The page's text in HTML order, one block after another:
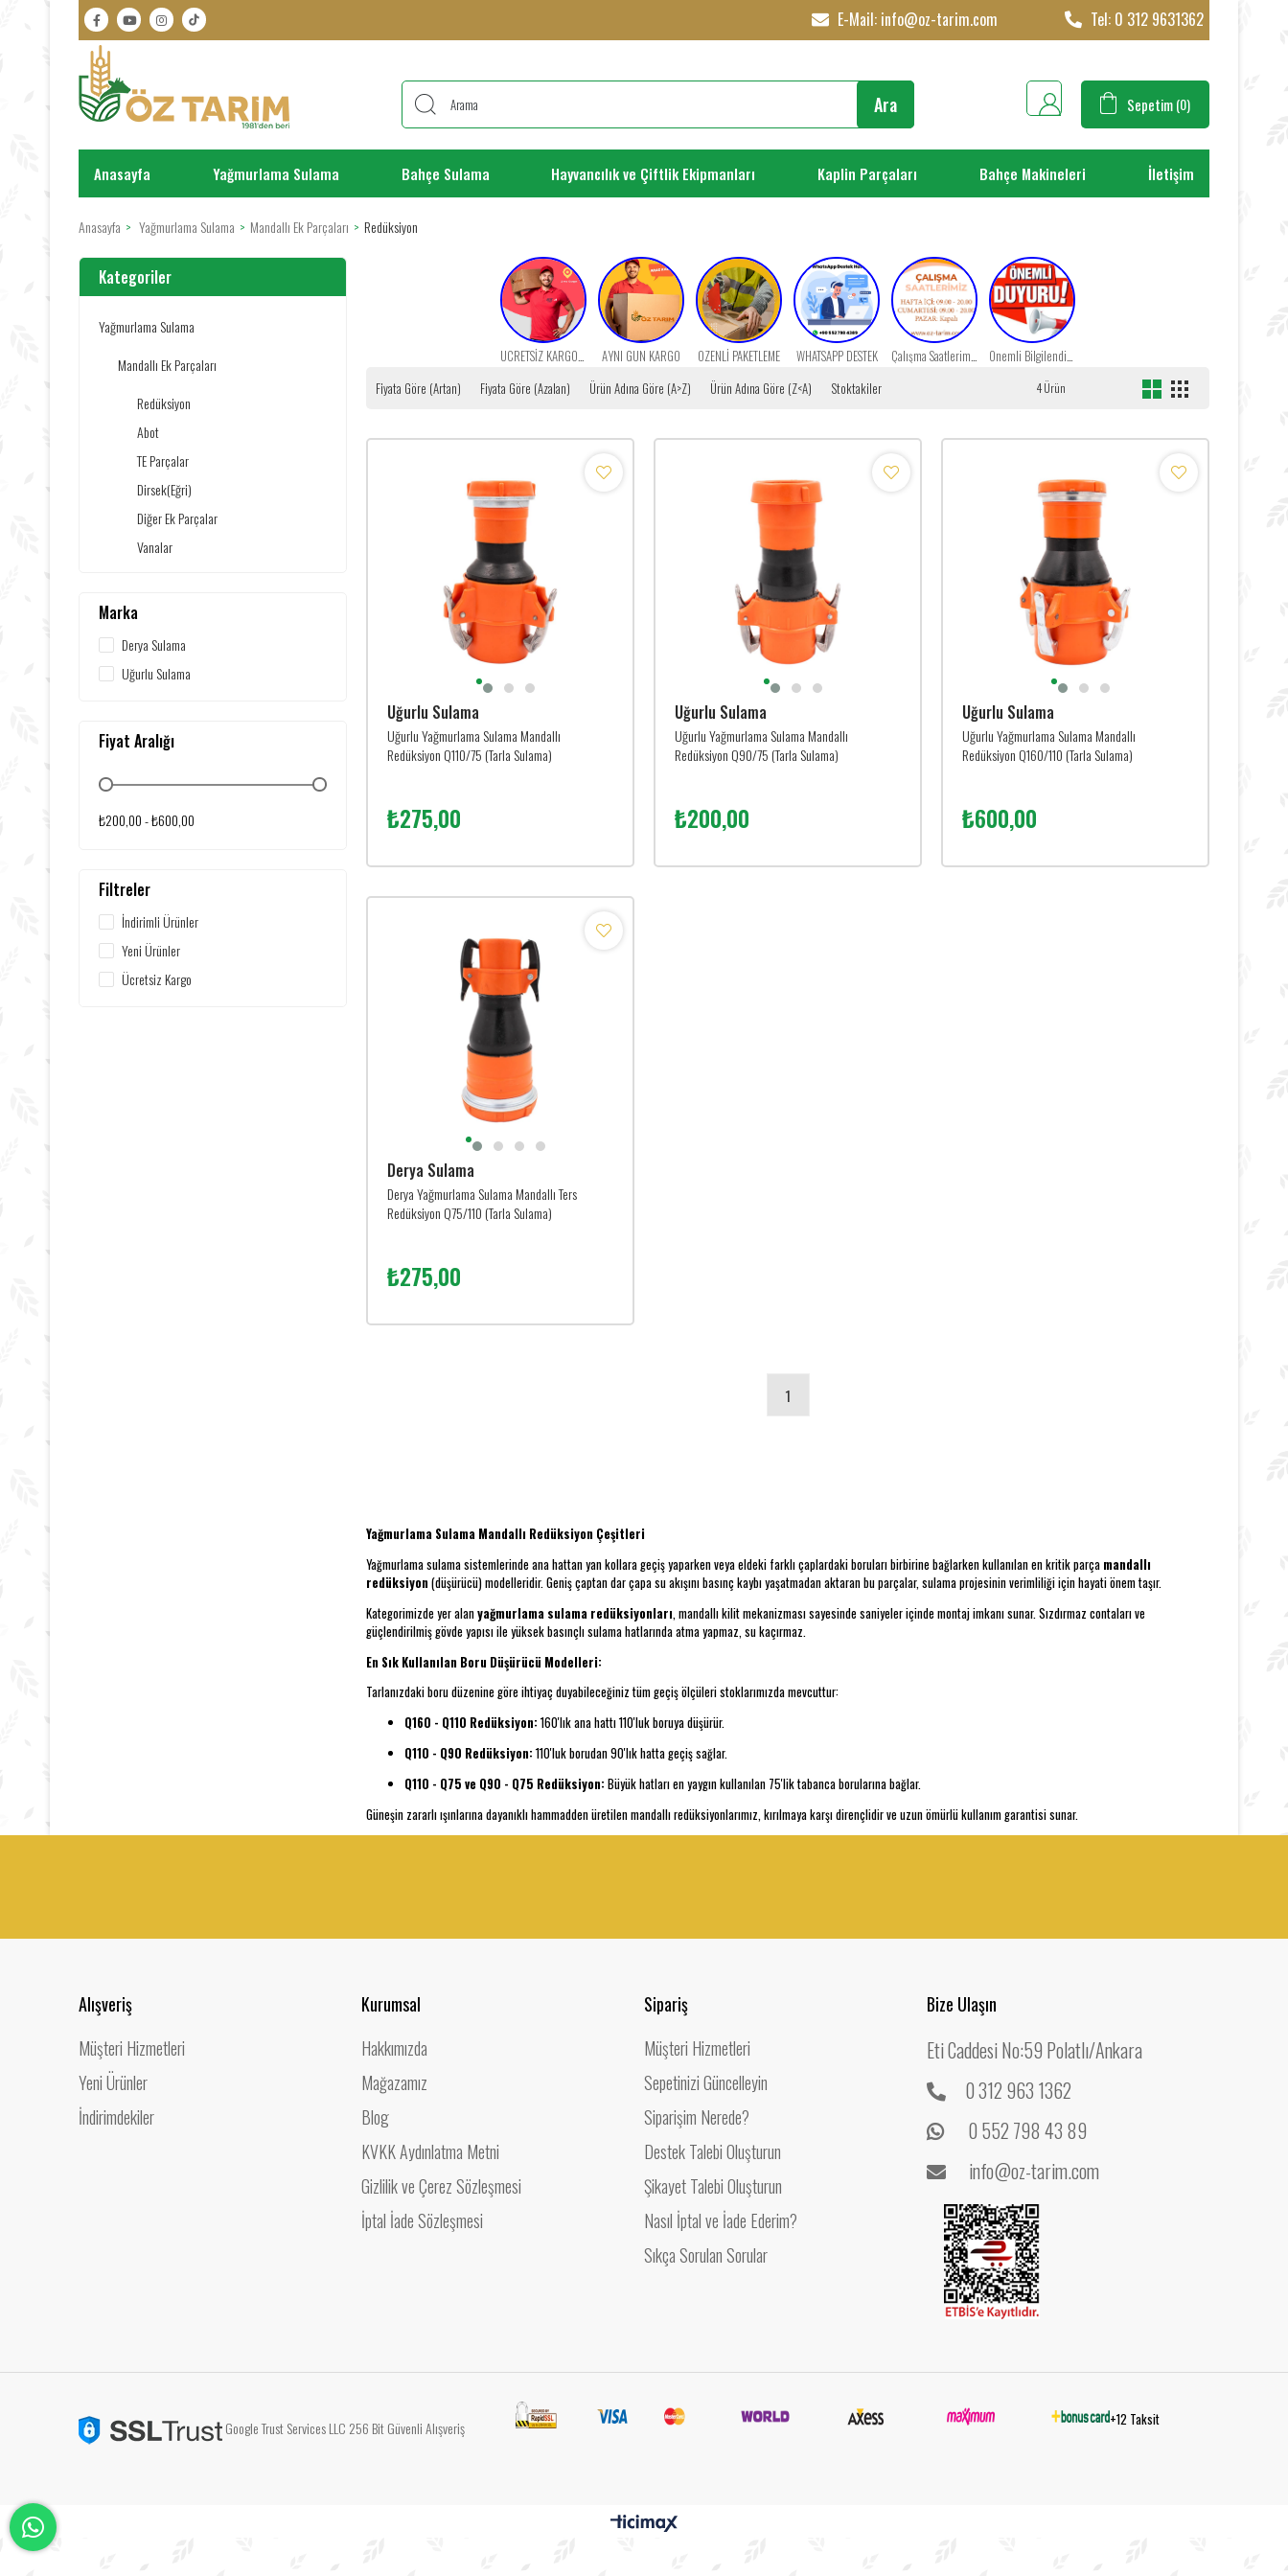
E-Mail: info@oz-tarim.com Tel: 0 312 9631362
Sepetim 0
Anasayfa Yağmurlama Sulama Bahçe Sulama Hayvancılık ve Çiftlik Ekipmanları Kaplin Parçaları Bahçe Makineleri İletişim
Anasayfa Yağmurlama Sulama Mandallı Ek Parçaları Redüksiyon
Kategoriler
Yağmurlama Sulama
Mandallı Ek Parçaları
Redüksiyon
Abot
TE Parçalar
Dirsek(Eğri)
Diğer Ek Parçalar
Vanalar
Marka
Derya Sulama
Uğurlu Sulama
Fiyat Aralığı
₺200,00 - ₺600,00
Filtreler
İndirimli Ürünler
Yeni Ürünler
Ücretsiz Kargo
ÜCRETSİZ KARGO FIRSATI AYNI GÜN KARGO ÖZENLİ PAKETLEME WHATSAPP DESTEK Çalışma Saatlerimiz Önemli Bilgilendirme!
Fiyata Göre (Artan) Fiyata Göre (Azalan) Ürün Adına Göre (A>Z) Ürün Adına Göre (Z<A) Stoktakiler 4 Ürün
Uğurlu Sulama
Uğurlu Yağmurlama Sulama Mandallı
Redüksiyon Q110/75 (Tarla Sulama)
₺275,00
Uğurlu Sulama
Uğurlu Yağmurlama Sulama Mandallı
Redüksiyon Q90/75 (Tarla Sulama)
₺200,00
Uğurlu Sulama
Uğurlu Yağmurlama Sulama Mandallı
Redüksiyon Q160/110 (Tarla Sulama)
₺600,00
Derya Sulama
Derya Yağmurlama Sulama Mandallı Ters
Redüksiyon Q75/110 (Tarla Sulama)
₺275,00
1
Yağmurlama Sulama Mandallı Redüksiyon Çeşitleri
Yağmurlama sulama sistemlerinde ana hattan yan kollara geçiş yaparken veya eldeki farklı çaplardaki boruları birbirine bağlarken kullanılan en kritik parça mandallı
redüksiyon (düşürücü) modelleridir. Geniş çaptan dar çapa su akışını basınç kaybı yaşatmadan aktaran bu parçalar, sulama projesinin verimliliği için hayati önem taşır.
Kategorimizde yer alanyağmurlama sulama redüksiyonları , mandallı kilit mekanizması sayesinde saniyeler içinde montaj imkanı sunar. Sızdırmaz contaları ve
güçlendirilmiş gövde yapısı ile yüksek basınçlı sulama hatlarında atma yapmaz, su kaçırmaz.
En Sık Kullanılan Boru Düşürücü Modelleri:
Tarlanızdaki boru düzenine göre ihtiyaç duyabileceğiniz tüm geçiş ölçüleri stoklarımızda mevcuttur:
Q160 - Q110 Redüksiyon: 160'lık ana hattı 110'luk boruya düşürür.
Q110 - Q90 Redüksiyon: 110'luk borudan 90'lık hatta geçiş sağlar.
Q110 - Q75 ve Q90 - Q75 Redüksiyon: Büyük hatları en yaygın kullanılan 75'lik tabanca borularına bağlar.
Güneşin zararlı ışınlarına dayanıklı hammadden üretilen mandallı redüksiyonlarımız, kırılmaya karşı dirençlidir ve uzun ömürlü kullanım garantisi sunar.
Alışveriş
Müşteri Hizmetleri
Yeni Ürünler
İndirimdekiler
Kurumsal
Hakkımızda
Mağazamız
Blog
KVKK Aydınlatma Metni
Gizlilik ve Çerez Sözleşmesi
İptal İade Sözleşmesi
Sipariş
Müşteri Hizmetleri
Sepetinizi Güncelleyin
Siparişim Nerede?
Destek Talebi Oluşturun
Şikayet Talebi Oluşturun
Nasıl İptal ve İade Ederim?
Sıkça Sorulan Sorular
Bize Ulaşın
Eti Caddesi No:59 Polatlı/Ankara
0 312 963 1362
0 552 798 43 89
info@oz-tarim.com
Google Trust Services LLC 256 Bit Güvenli Alışveriş +12 Taksit